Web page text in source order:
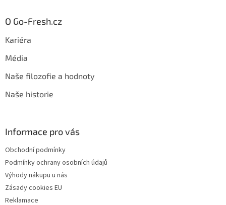
O Go-Fresh.cz
Kariéra
Média
Naše filozofie a hodnoty
Naše historie
Informace pro vás
Obchodní podmínky
Podmínky ochrany osobních údajů
Výhody nákupu u nás
Zásady cookies EU
Reklamace